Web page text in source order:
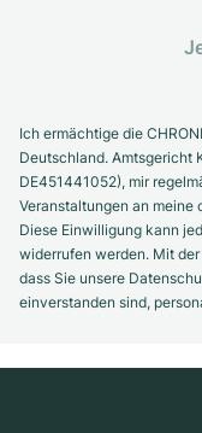
Ich ermächtige die
Deutschland. Amtsgericht
DE451441052), mir
Veranstaltungen an meine
Diese Einwilligung kann
widerrufen werden. Mit
dass Sie unsere
einverstanden sind,